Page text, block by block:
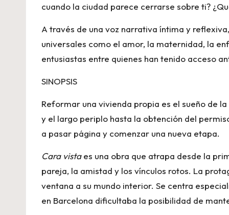
cuando la ciudad parece cerrarse sobre ti?
A través de una voz narrativa íntima y
universales como el amor, la maternidad, la
entusiastas entre quienes han tenido acceso
SINOPSIS
Reformar una vivienda propia es el sueño de
y el largo periplo hasta la obtención del
a pasar página y comenzar una nueva etapa.
Cara vistaes una obra que atrapa desde la
pareja, la amistad y los vínculos rotos. La
ventana a su mundo interior. Se centra
en Barcelona dificultaba la posibilidad de